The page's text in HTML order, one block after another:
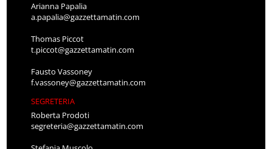
Arianna Papalia
a.papalia@gazzettamatin.com
Thomas Piccot
t.piccot@gazzettamatin.com
Fausto Vassoney
f.vassoney@gazzettamatin.com
SEGRETERIA
Roberta Prodoti
segreteria@gazzettamatin.com